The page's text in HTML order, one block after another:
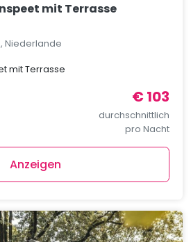
mit Terrasse
Niederlande
mit Terrasse
€ 103
durchschnittlich
pro Nacht
Anzeigen